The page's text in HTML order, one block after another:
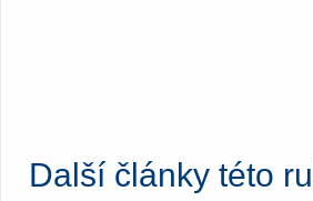
Další články této